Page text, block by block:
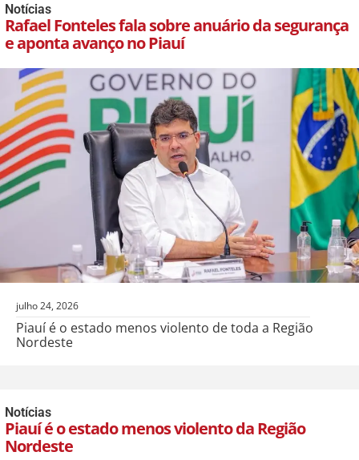
Notícias
Rafael Fonteles fala sobre anuário da segurança
e aponta avanço no Piauí
julho 24, 2026
Piauí é o estado menos violento de toda a Região
Nordeste
Notícias
Piauí é o estado menos violento da Região
Nordeste